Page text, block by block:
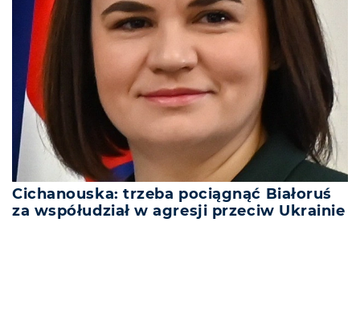
Cichanouska: trzeba pociągnąć Białoruś
za współudział w agresji przeciw Ukrainie